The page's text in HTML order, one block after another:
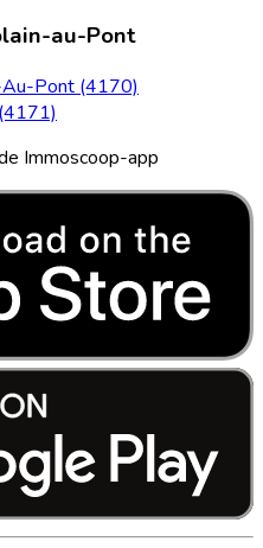
au-Pont
Au-Pont (4170)
Immoscoop-app